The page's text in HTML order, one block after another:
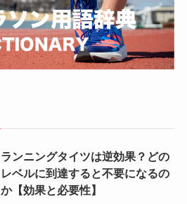
ランニングタイツは逆効果？どの
レベルに到達すると不要になるの
か【効果と必要性】